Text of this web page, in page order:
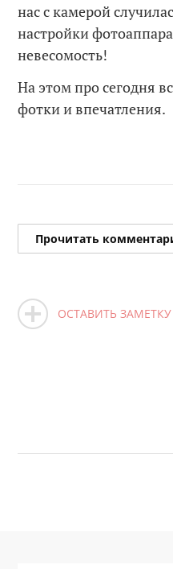
нас с камерой
настройки
невесомость!
На этом про сегодня
фотки и впечатления.
Прочитать
ОСТАВИТЬ ЗАМЕТКУ